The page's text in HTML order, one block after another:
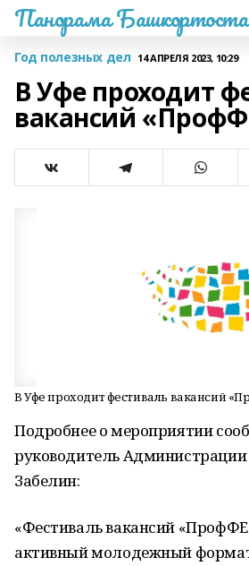
Панорама
Год полезных дел 14 АПРЕЛЯ 2023, 10:29
В Уфе проходит
вакансий
В Уфе проходит фестиваль вакансий
Подробнее о мероприятии
руководитель
Забелин:
«Фестиваль вакансий
активный молодежный